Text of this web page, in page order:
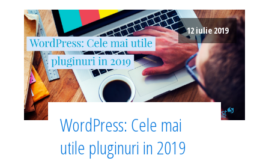
12 iulie 2019
WordPress: Cele mai
utile pluginuri in 2019